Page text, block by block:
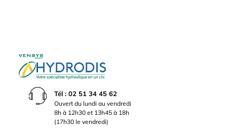
Tél : 02 51 34 45 62
Ouvert du lundi au vendredi
8h à 12h30 et 13h45 à 18h
(17h30 le vendredi)